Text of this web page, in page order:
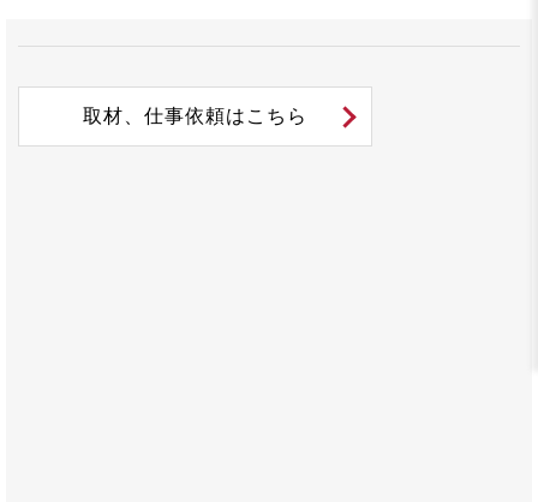
取材、仕事依頼はこちら